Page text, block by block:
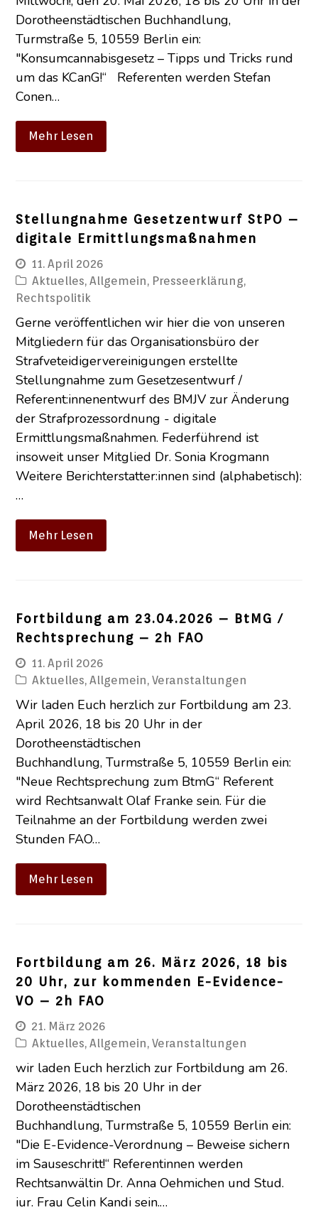
Dorotheenstädtischen Buchhandlung,
Turmstraße 5, 10559 Berlin ein:
"Konsumcannabisgesetz – Tipps und Tricks rund
um das KCanG!“ Referenten werden Stefan
Conen…
Mehr Lesen
Stellungnahme Gesetzentwurf StPO –
digitale Ermittlungsmaßnahmen
11. April 2026
Aktuelles,Allgemein, Presseerklärung,
Rechtspolitik
Gerne veröffentlichen wir hier die von unseren
Mitgliedern für das Organisationsbüro der
Strafveteidigervereinigungen erstellte
Stellungnahme zum Gesetzesentwurf /
Referent:innenentwurf des BMJV zur Änderung
der Strafprozessordnung - digitale
Ermittlungsmaßnahmen. Federführend ist
insoweit unser Mitglied Dr. Sonia Krogmann
Weitere Berichterstatter:innen sind (alphabetisch):
…
Mehr Lesen
Fortbildung am 23.04.2026 – BtMG /
Rechtsprechung – 2h FAO
11. April 2026
Aktuelles,Allgemein,Veranstaltungen
Wir laden Euch herzlich zur Fortbildung am 23.
April 2026, 18 bis 20 Uhr in der
Dorotheenstädtischen
Buchhandlung, Turmstraße 5, 10559 Berlin ein:
"Neue Rechtsprechung zum BtmG“ Referent
wird Rechtsanwalt Olaf Franke sein. Für die
Teilnahme an der Fortbildung werden zwei
Stunden FAO…
Mehr Lesen
Fortbildung am 26. März 2026, 18 bis
20 Uhr, zur kommenden E-Evidence-
VO – 2h FAO
21. März 2026
Aktuelles,Allgemein,Veranstaltungen
wir laden Euch herzlich zur Fortbildung am 26.
März 2026, 18 bis 20 Uhr in der
Dorotheenstädtischen
Buchhandlung, Turmstraße 5, 10559 Berlin ein:
"Die E-Evidence-Verordnung – Beweise sichern
im Sauseschritt!“ Referentinnen werden
Rechtsanwältin Dr. Anna Oehmichen und Stud.
iur. Frau Celin Kandi sein.…